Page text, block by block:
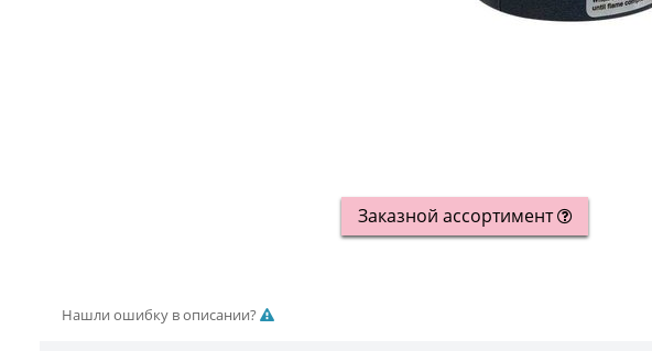
Заказной ассортимент
Нашли ошибку в описании?